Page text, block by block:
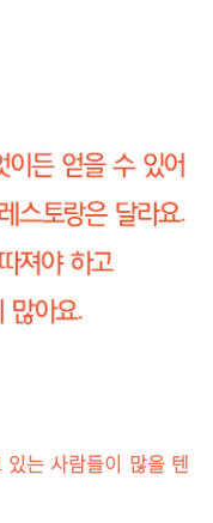
는 사람들이 많을 텐